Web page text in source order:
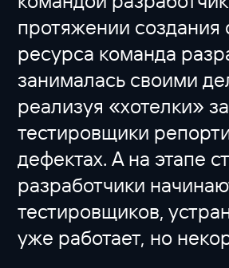
протяжении создания
ресурса команда
занималась своими
реализуя «хотелки»
тестировщики
дефектах. А на этапе
разработчики
тестировщиков,
уже работает, но